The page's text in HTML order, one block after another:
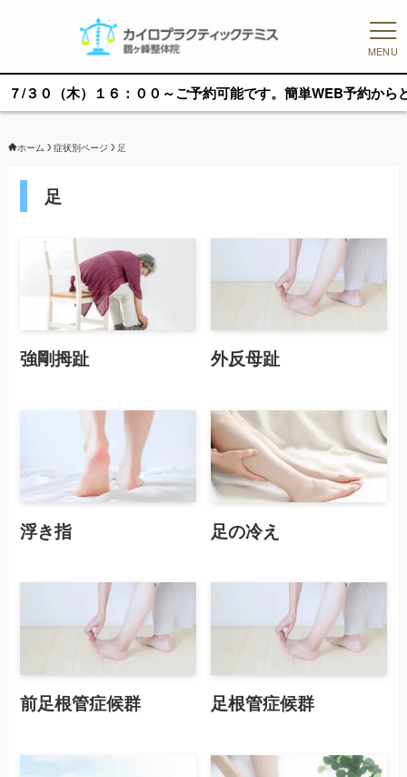
MENU
０（木）１６：００～ご予約可能です。簡単WEB予約からどうぞ
ホーム 症状別ページ 足
足
強剛拇趾 外反母趾
浮き指 足の冷え
前足根管症候群 足根管症候群